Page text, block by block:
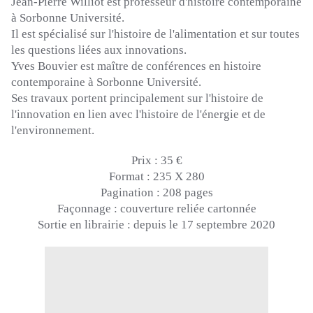
à Sorbonne Université.
Il est spécialisé sur l'histoire de l'alimentation et sur toutes
les questions liées aux innovations.
Yves Bouvier est maître de conférences en histoire
contemporaine à Sorbonne Université.
Ses travaux portent principalement sur l'histoire de
l'innovation en lien avec l'histoire de l'énergie et de
l'environnement.
Prix : 35 €
Format : 235 X 280
Pagination : 208 pages
Façonnage : couverture reliée cartonnée
Sortie en librairie : depuis le 17 septembre 2020